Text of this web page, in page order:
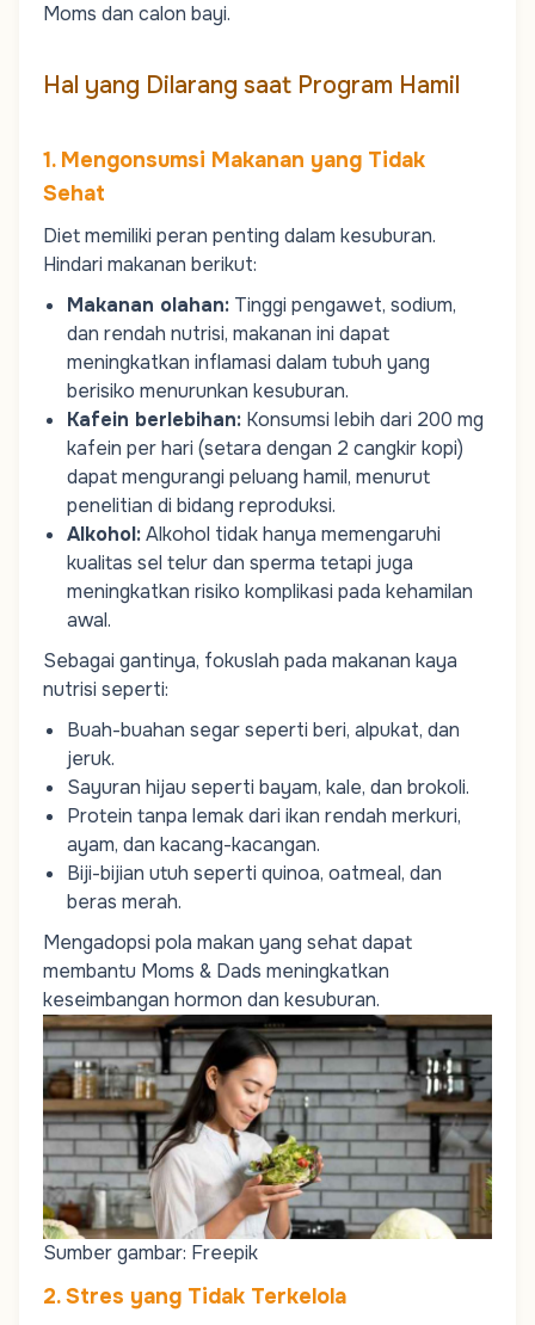
Moms dan calon bayi.
Hal yang Dilarang saat Program Hamil
1. Mengonsumsi Makanan yang Tidak
Sehat
Diet memiliki peran penting dalam kesuburan.
Hindari makanan berikut:
Makanan olahan: Tinggi pengawet, sodium,
dan rendah nutrisi, makanan ini dapat
meningkatkan inflamasi dalam tubuh yang
berisiko menurunkan kesuburan.
Kafein berlebihan: Konsumsi lebih dari 200 mg
kafein per hari (setara dengan 2 cangkir kopi)
dapat mengurangi peluang hamil, menurut
penelitian di bidang reproduksi.
Alkohol:Alkohol tidak hanya memengaruhi
kualitas sel telur dan sperma tetapi juga
meningkatkan risiko komplikasi pada kehamilan
awal.
Sebagai gantinya, fokuslah pada makanan kaya
nutrisi seperti:
Buah-buahan segar seperti beri, alpukat, dan
jeruk.
Sayuran hijau seperti bayam, kale, dan brokoli.
Protein tanpa lemak dari ikan rendah merkuri,
ayam, dan kacang-kacangan.
Biji-bijian utuh seperti quinoa, oatmeal, dan
beras merah.
Mengadopsi pola makan yang sehat dapat
membantu Moms & Dads meningkatkan
keseimbangan hormon dan kesuburan.
Sumber gambar: Freepik
2. Stres yang Tidak Terkelola